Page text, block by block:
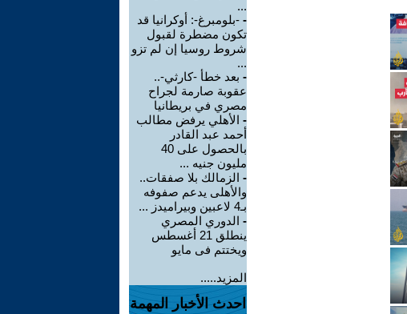
...
- -بلومبرغ-: أوكرانيا قد
تكون مضطرة لقبول
شروط روسيا إن لم تزو
...
- بعد خطأ -كارثي-..
عقوبة صارمة لجراح
مصري في بريطانيا
- الأهلي يرفض مطالب
أحمد عبد القادر
بالحصول على 40
مليون جنيه ...
- الزمالك بلا صفقات..
والأهلى يدعم صفوفه
بـ4 لاعبين وبيراميدز ...
- الدوري المصري
ينطلق 21 أغسطس
ويختتم فى مايو
المزيد.....
احدث الأخبار المهمة